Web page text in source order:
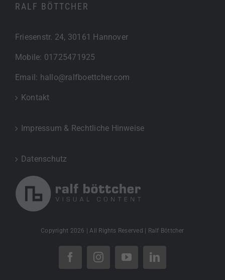
RALF BÖTTCHER
Friesenstr. 24, 30161 Hannover
Mobile: 01725471925
Email: hallo@ralfboettcher.com
Kontakt
Impressum & Rechtliche Hinweise
Datenschutz
Copyright 2026 | All Rights Reserved | Ralf Böttcher
FacebookInstagramYouTubeLinkedIn